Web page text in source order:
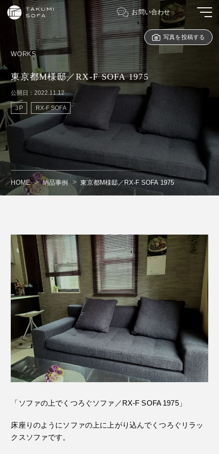
お問い合わせ
WORKS
東京都M様邸／RX-F SOFA 1975
公開日：2022.11.12
3P RX-F SOFA
HOME 納品事例 東京都M様邸／RX-F SOFA 1975
写真を投稿する
「ソファの上でくつろぐソファ／RX-F SOFA 1975」
床座りのようにソファの上に上がり込んでくつろぐリラッ
クスソファです。